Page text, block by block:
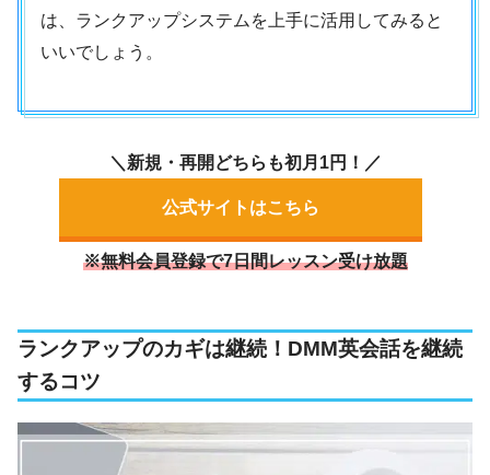
は、ランクアップシステムを上手に活用してみると
いいでしょう。
＼新規・再開どちらも初月1円！／
公式サイトはこちら
※無料会員登録で7日間レッスン受け放題
ランクアップのカギは継続！DMM英会話を継続
するコツ